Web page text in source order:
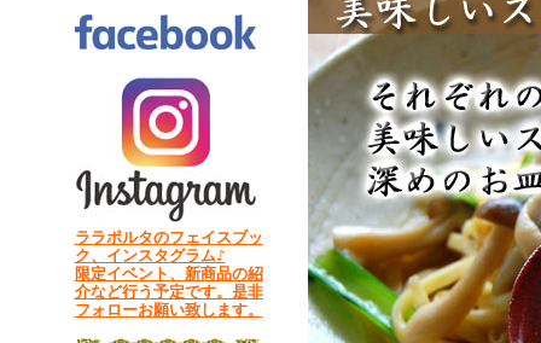
ララポルタのフェイスブッ
ク、インスタグラム♪
限定イベント、新商品の紹
介など行う予定です。是非
フォローお願い致します。